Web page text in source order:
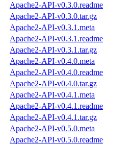
Apache2-API-v0.3.0.readme
Apache2-API-v0.3.0.tar.gz
Apache2-API-v0.3.1.meta
Apache2-API-v0.3.1.readme
Apache2-API-v0.3.1.tar.gz
Apache2-API-v0.4.0.meta
Apache2-API-v0.4.0.readme
Apache2-API-v0.4.0.tar.gz
Apache2-API-v0.4.1.meta
Apache2-API-v0.4.1.readme
Apache2-API-v0.4.1.tar.gz
Apache2-API-v0.5.0.meta
Apache2-API-v0.5.0.readme